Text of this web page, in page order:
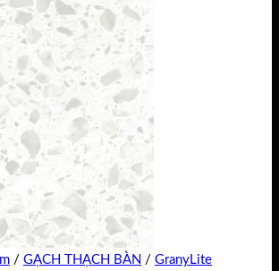
/ GẠCH THẠCH BÀN / GranyLite